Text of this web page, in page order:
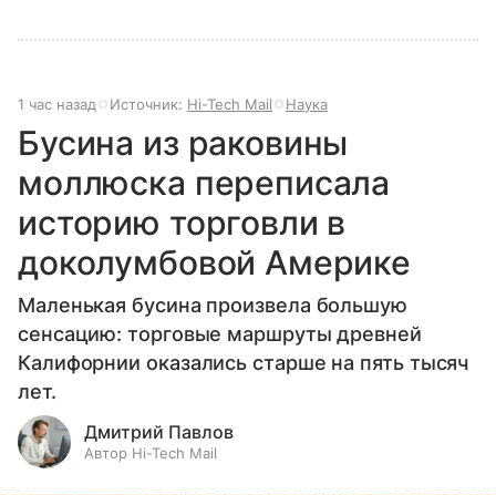
1 час назад Источник: Hi-Tech Mail Наука
Бусина из раковины
моллюска переписала
историю торговли в
доколумбовой Америке
Маленькая бусина произвела большую
сенсацию: торговые маршруты древней
Калифорнии оказались старше на пять тысяч
лет.
Дмитрий Павлов
Автор Hi-Tech Mail